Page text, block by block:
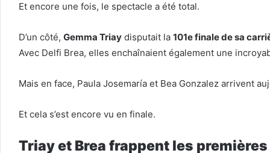
Et encore une fois, le spectacle a été total.
D’un côté, Gemma Triay disputait la 101e finale de sa
Avec Delfi Brea, elles enchaînaient également une
Mais en face, Paula Josemaría et Bea Gonzalez arrivent
Et cela s’est encore vu en finale.
Triay et Brea frappent les premières